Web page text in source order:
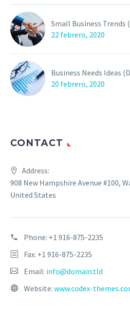
Small Business Trends
22 febrero, 2020
Business Needs Ideas
20 febrero, 2020
CONTACT
Address:
908 New Hampshire Avenue #100,
United States
Phone: +1 916-875-2235
Fax: +1 916-875-2235
Email: info@domain.tld
Website: www.codex-